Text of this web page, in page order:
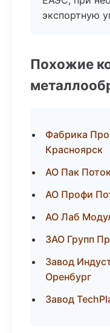
экспортную
Похожие
Фабрика
Красноярск
АО Пак
АО Профи
АО Лаб
ЗАО Групп
Завод
Оренбург
Завод